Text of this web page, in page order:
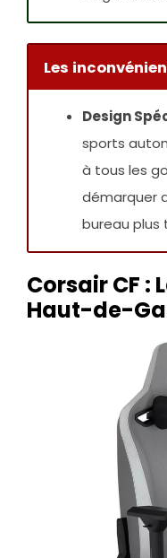
Les
Design
sports
à tous les
démarquer
bureau plus
Corsair CF :
Haut-de-